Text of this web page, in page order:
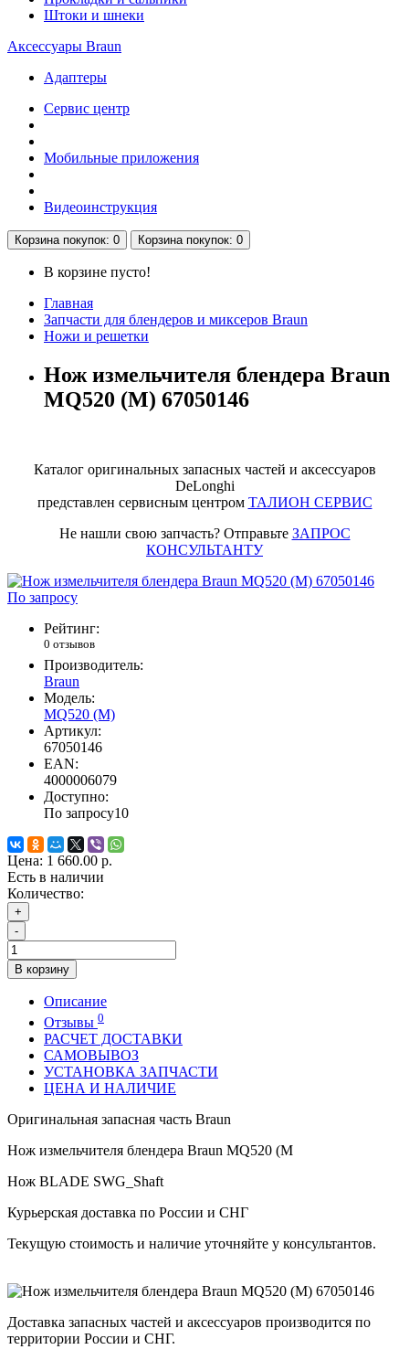
Штоки и шнеки
Аксессуары Braun
Адаптеры
Сервис центр
Мобильные приложения
Видеоинструкция
Корзинапокупок: 0 Корзинапокупок: 0
В корзине пусто!
Главная
Запчасти для блендеров и миксеров Braun
Ножи и решетки
Нож измельчителя блендера Braun
MQ520 (M) 67050146
Каталог оригинальных запасных частей и аксессуаров
DeLonghi
представлен сервисным центром ТАЛИОН СЕРВИС
Не нашли свою запчасть? Отправьте ЗАПРОС
КОНСУЛЬТАНТУ
По запросу
Рейтинг:
0 отзывов
Производитель:
Braun
Модель:
MQ520 (M)
Артикул:
67050146
EAN:
4000006079
Доступно:
По запросу10
Цена: 1 660.00 р.
Есть в наличии
Количество:
+
-
В корзину
Описание
Отзывы 0
РАСЧЕТ ДОСТАВКИ
САМОВЫВОЗ
УСТАНОВКА ЗАПЧАСТИ
ЦЕНА И НАЛИЧИЕ
Оригинальная запасная часть Braun
Нож измельчителя блендера Braun MQ520 (M
Нож BLADE SWG_Shaft
Курьерская доставка по России и СНГ
Текущую стоимость и наличие уточняйте у консультантов.
Доставка запасных частей и аксессуаров производится по
территории России и СНГ.